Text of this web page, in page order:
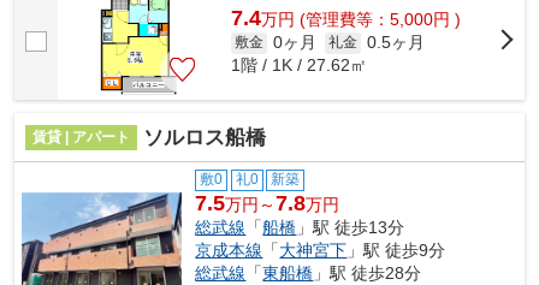
7.4万円 (管理費等：5,000円 )
敷金 0ヶ月 礼金 0.5ヶ月
1階 / 1K / 27.62㎡
賃貸 | アパート ソルロス船橋
敷0 礼0 新築
7.5万円～7.8万円
総武線 「船橋 」駅 徒歩13分
京成本線 「大神宮下 」駅 徒歩9分
総武線 「東船橋 」駅 徒歩28分